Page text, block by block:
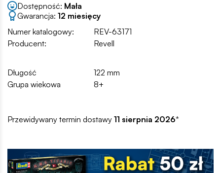
Dostępność: Mała
Gwarancja: 12 miesięcy
Numer katalogowy:
REV-63171
Producent:
Revell
Długość
122 mm
Grupa wiekowa
8+
Przewidywany termin dostawy 11 sierpnia 2026*